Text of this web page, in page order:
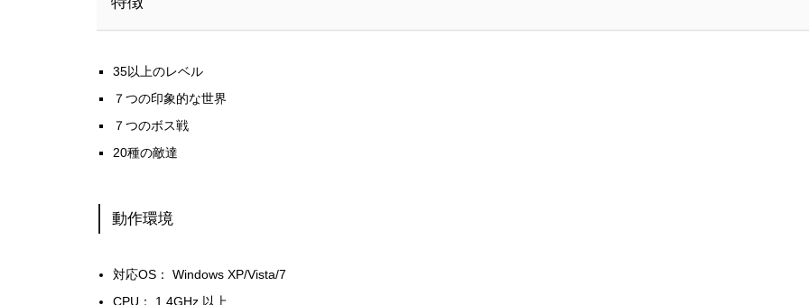
35以上のレベル
７つの印象的な世界
７つのボス戦
20種の敵達
動作環境
対応OS： Windows XP/Vista/7
CPU： 1.4GHz 以上